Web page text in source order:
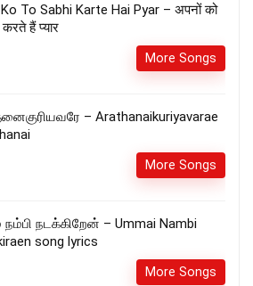
To Sabhi Karte Hai Pyar – अपनों को
हैं प्यार
More Songs
– Arathanaikuriyavarae
More Songs
நடக்கிறேன் – Ummai Nambi
song lyrics
More Songs